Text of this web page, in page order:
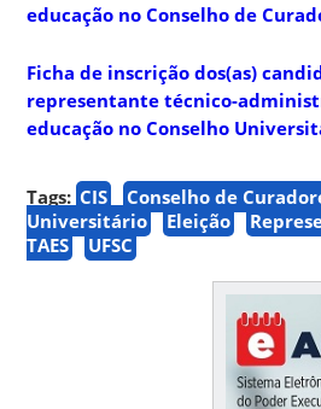
educação no Conselho de
Ficha de inscrição dos(as)
representante técnico-
educação no Conselho
Tags: CIS Conselho de
Universitário
Eleição
TAES
UFSC